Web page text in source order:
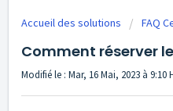
Accueil des solutions FAQ
Comment réserver
Modifié le : Mar, 16 Mai, 2023 à 9:10